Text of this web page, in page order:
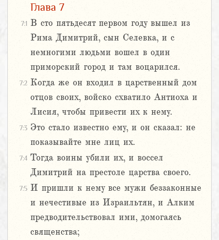
Глава 7
7:1 В сто пятьдесят первом году вышел из
Рима Димитрий, сын Селевка, и с
немногими людьми вошел в один
приморский город и там воцарился.
7:2 Когда же он входил в царственный дом
отцов своих, войско схватило Антиоха и
Лисия, чтобы привести их к нему.
7:3 Это стало известно ему, и он сказал: не
показывайте мне лиц их.
7:4 Тогда воины убили их, и воссел
Димитрий на престоле царства своего.
7:5 И пришли к нему все мужи беззаконные
и нечестивые из Израильтян, и Алким
предводительствовал ими, домогаясь
священства;